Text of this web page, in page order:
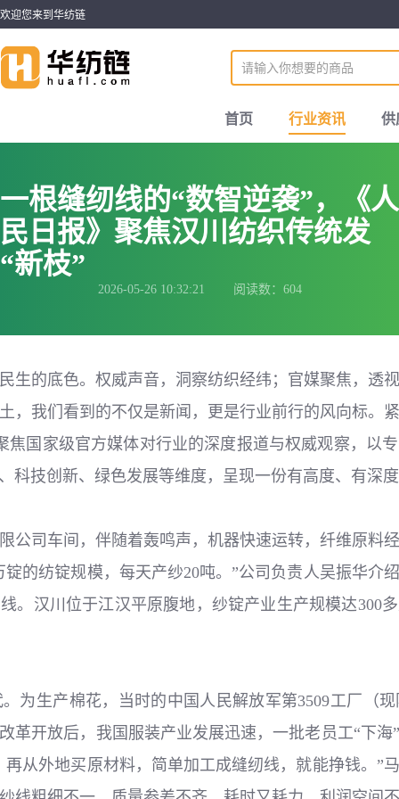
欢迎您来到华纺链
首页 行业资讯 供
一根缝纫线的“数智逆袭”，《人
民日报》聚焦汉川纺织传统发
“新枝”
2026-05-26 10:32:21 阅读数：604
生的底色。权威声音，洞察纺织经纬；官媒聚焦，透
，我们看到的不仅是新闻，更是行业前行的风向标。
焦国家级官方媒体对行业的深度报道与权威观察，以
科技创新、绿色发展等维度，呈现一份有高度、有深
公司车间，伴随着轰鸣声，机器快速运转，纤维原料
的纺锭规模，每天产纱20吨。”公司负责人吴振华介
。汉川位于江汉平原腹地，纱锭产业生产规模达300
为生产棉花，当时的中国人民解放军第3509工厂（
革开放后，我国服装产业发展迅速，一批老员工“下
从外地买原材料，简单加工成缝纫线，就能挣钱。”